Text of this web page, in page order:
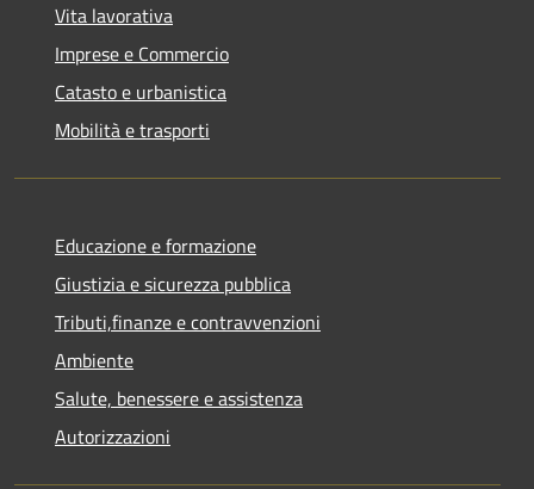
Vita lavorativa
Imprese e Commercio
Catasto e urbanistica
Mobilità e trasporti
Educazione e formazione
Giustizia e sicurezza pubblica
Tributi,finanze e contravvenzioni
Ambiente
Salute, benessere e assistenza
Autorizzazioni